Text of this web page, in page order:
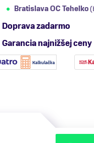
Bratislava OC Tehelko
Doprava zadarmo
Garancia najnižšej ceny